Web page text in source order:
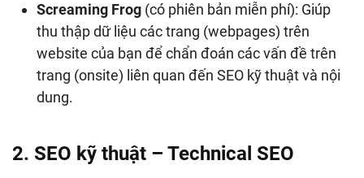
Screaming Frog (có phiên bản miễn phí): Giúp
thu thập dữ liệu các trang (webpages) trên
website của bạn để chẩn đoán các vấn đề trên
trang (onsite) liên quan đến SEO kỹ thuật và nội
dung.
2. SEO kỹ thuật – Technical SEO